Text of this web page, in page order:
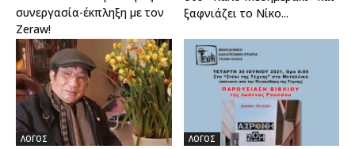
συνεργασία-έκπληξη με τον
Ζeraw!
ξαφνιάζει το Νίκο...
ΛΟΓΟΣ ΛΟΓΟΣ